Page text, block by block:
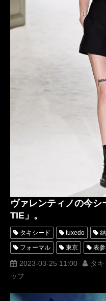
レンタルタキシード横浜
ジョウタ
RakutenFashionWeekTOKYO
大黒摩季
KIMONO
ヴァレンティノの今
TIE」。
タキシード tuxedo
フォーマル 東京 表
レンタル オーダータキシ
ロッソネロ
オーダータキシード東京
2023-03-25 11:00
タ
ッフ